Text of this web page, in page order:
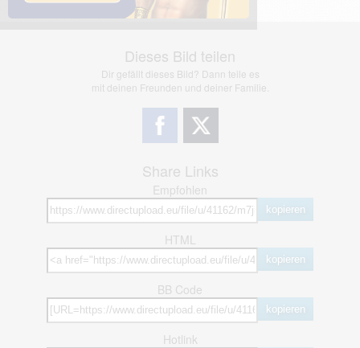
Dieses Bild teilen
Dir gefällt dieses Bild? Dann teile es
mit deinen Freunden und deiner Familie.
Share Links
Empfohlen
kopieren
HTML
kopieren
BB Code
kopieren
Hotlink